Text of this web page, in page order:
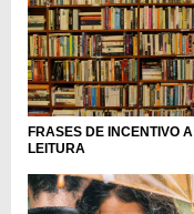
FRASES DE INCENTIVO A
LEITURA